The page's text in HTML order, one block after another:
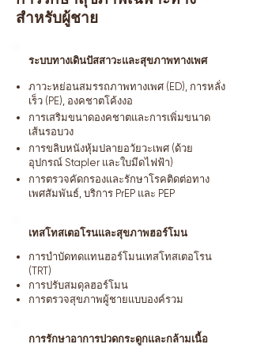
สำหรับผู้ชาย
ระบบทางเดินปัสสาวะและสุขภาพทางเพศ
ภาวะหย่อนสมรรถภาพทางเพศ (ED), การหลั่ง
เร็ว (PE), องคชาตโค้งงอ
การเสริมขนาดองคชาตและการเพิ่มขนาด
เส้นรอบวง
การขลิบหนังหุ้มปลายอวัยวะเพศ (ด้วย
อุปกรณ์ Stapler และใบมีดไฟฟ้า)
การตรวจคัดกรองและรักษาโรคติดต่อทาง
เพศสัมพันธ์, บริการ PrEP และ PEP
เทสโทสเตอโรนและสุขภาพฮอร์โมน
การบำบัดทดแทนฮอร์โมนเทสโทสเตอโรน
(TRT)
การปรับสมดุลฮอร์โมน
การตรวจสุขภาพผู้ชายแบบองค์รวม
การรักษาอาการปวดกระดูกและกล้ามเนื้อ